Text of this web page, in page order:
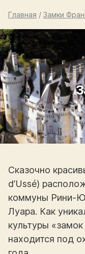
Главная / Замки
Сказочно
d’Ussé)
коммуны Рини-
Луара. Как
культуры
находится под